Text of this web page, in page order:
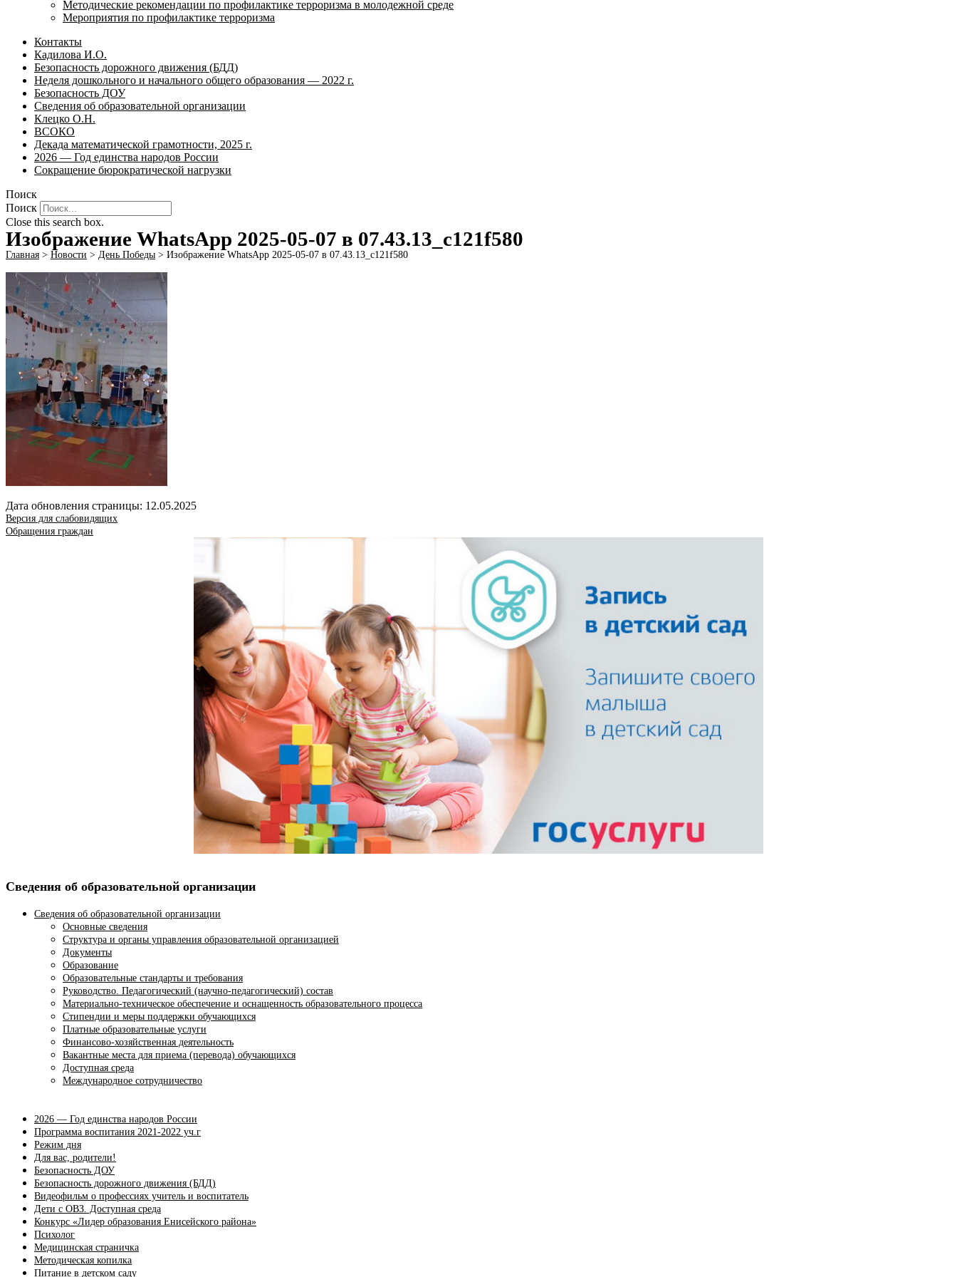
Методические рекомендации по профилактике терроризма в молодежной среде
Мероприятия по профилактике терроризма
Контакты
Кадилова И.О.
Безопасность дорожного движения (БДД)
Неделя дошкольного и начального общего образования — 2022 г.
Безопасность ДОУ
Сведения об образовательной организации
Клецко О.Н.
ВСОКО
Декада математической грамотности, 2025 г.
2026 — Год единства народов России
Сокращение бюрократической нагрузки
Поиск
Поиск
Close this search box.
Изображение WhatsApp 2025-05-07 в 07.43.13_c121f580
Главная > Новости > День Победы > Изображение WhatsApp 2025-05-07 в 07.43.13_c121f580
Дата обновления страницы: 12.05.2025
Версия для слабовидящих
Обращения граждан
Сведения об образовательной организации
Сведения об образовательной организации
Основные сведения
Структура и органы управления образовательной организацией
Документы
Образование
Образовательные стандарты и требования
Руководство. Педагогический (научно-педагогический) состав
Материально-техническое обеспечение и оснащенность образовательного процесса
Стипендии и меры поддержки обучающихся
Платные образовательные услуги
Финансово-хозяйственная деятельность
Вакантные места для приема (перевода) обучающихся
Доступная среда
Международное сотрудничество
2026 — Год единства народов России
Программа воспитания 2021-2022 уч.г
Режим дня
Для вас, родители!
Безопасность ДОУ
Безопасность дорожного движения (БДД)
Видеофильм о профессиях учитель и воспитатель
Дети с ОВЗ. Доступная среда
Конкурс «Лидер образования Енисейского района»
Психолог
Медицинская страничка
Методическая копилка
Питание в детском саду